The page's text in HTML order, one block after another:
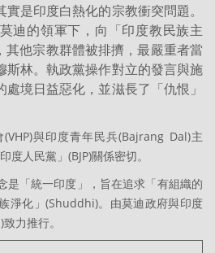
是印度白熱化的宗教衝突問題。
迪的領軍下，向「印度教民族主
其他宗教群體被排擠，最嚴重者當
斯林。執政黨操作對立的發言與施
境日益惡化，並滋長了「仇恨」
與印度青年民兵(Bajrang Dal)主
人民黨」(BJP)關係密切。
是「統一印度」，旨在追求「有組織的
淨化」(Shuddhi)。由莫迪政府與印度
力推行。